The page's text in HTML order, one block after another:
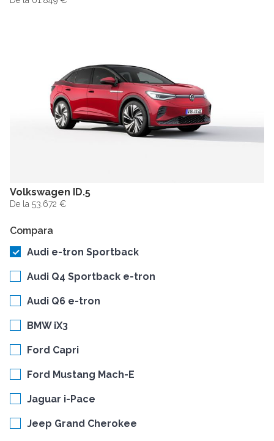
Volkswagen ID.5
De la 53.672 €
Compara
Audi e-tron Sportback
Audi Q4 Sportback e-tron
Audi Q6 e-tron
BMW iX3
Ford Capri
Ford Mustang Mach-E
Jaguar i-Pace
Jeep Grand Cherokee